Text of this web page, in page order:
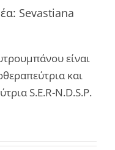
Sevastiana
είναι
και
S.E.R-N.D.S.P.